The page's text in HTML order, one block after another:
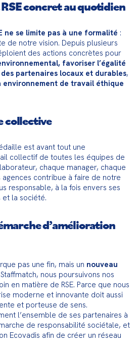
concret au quotidien
ne se limite pas à une formalité :
de notre vision. Depuis plusieurs
favoriser l’égalité
partenaires locaux et durables,
environnement de travail éthique
collective
est avant tout une
collectif de toutes les équipes de
chaque manager, chaque
agences contribue à faire de notre
responsable, à la fois envers ses
et la société.
d’amélioration
pas une fin, mais un nouveau
nous poursuivons nos
en matière de RSE. Parce que nous
moderne et innovante doit aussi
et porteuse de sens.
l’ensemble de ses partenaires à
de responsabilité sociétale, et
Ecovadis afin de créer un réseau